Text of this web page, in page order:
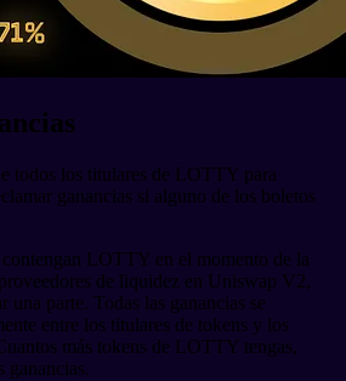
todos los titulares de LOTTY para
ganancias si alguno de los boletos
LOTTY en el momento de la
de liquidez en Uniswap V2,
una parte. Todas las ganancias se
entre los titulares de tokens y los
más tokens de LOTTY tengas,
ganancias.